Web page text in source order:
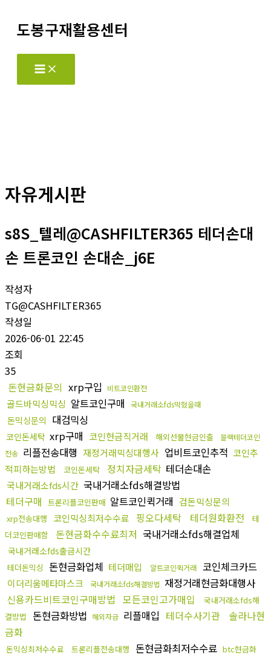
도봉구재활용센터
Main
Menu
자유게시판
s8S_텔레@CASHFILTER365 테더손대
손 트론코인 손대손_j6E
작성자
TG@CASHFILTER365
작성일
2026-06-01 22:45
조회
35
돈현금화문의 xrp구입 비트코인환전
골드바믹싱믹싱 알트코인구매 국내거래소fds막혔을때
돈믹싱문의 대검믹싱
코인돈세탁 xrp구매 코인현금직거래 해외선물현금인출
블랙테더코인
전송 리플전송대행 재정거래믹싱대행사 업비트코인추적 코인추
적피하는방법
코인돈세탁 정치자금세탁 테더손대손
국내거래소fds시간 국내거래소fds해결방법
테더구매
트론리플코인판매 알트코인퀵거래 검돈믹싱문의
xrp전송대행 코인믹싱최저수수료 핑오다세탁 테더원화환전
테
더코인판매함
돈현금화수수료최저 국내거래소fds해결업체
국내거래소fds출금시간
테더돈믹싱 돈현금화업체 테더매입 알트코인퀵거래 코인체크카드
이더리움메타마스크 국내거래소fds해결방법 재정거래현금화대행사
신용카드비트코인구매방법 모든코인고가매입
국내거래소fds해
결방법
돈현금화방법 해외자금 리플매입 테더수사기관
솔라나현
금화
돈믹싱최저수수료 트론리플전송대행 돈현금화최저수수료 btc현금화